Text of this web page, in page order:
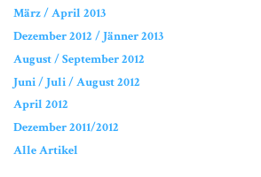
März / April 2013
Dezember 2012 / Jänner 2013
August / September 2012
Juni / Juli / August 2012
April 2012
Dezember 2011/2012
Alle Artikel